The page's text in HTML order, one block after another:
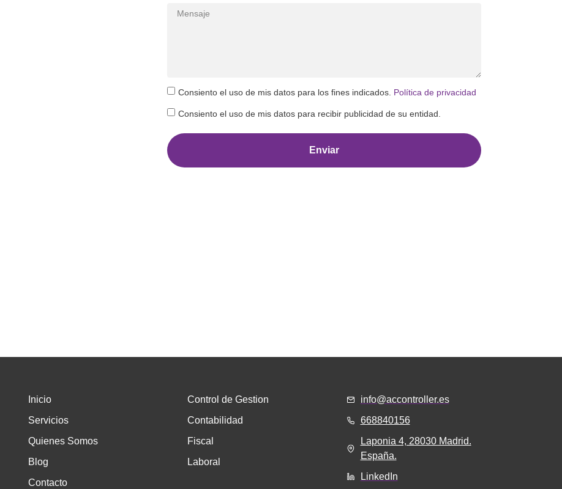
Consiento el uso de mis datos para los fines indicados. Política de privacidad
Consiento el uso de mis datos para recibir publicidad de su entidad.
Enviar
Inicio
Servicios
Quienes Somos
Blog
Contacto
Control de Gestion
Contabilidad
Fiscal
Laboral
info@accontroller.es
668840156
Laponia 4, 28030 Madrid.
España.
LinkedIn